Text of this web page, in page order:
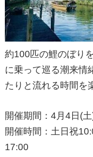
約100匹の鯉のぼり
に乗って巡る潮来情
たりと流れる時間を
開催期間：4月4日(
開催時間：土日祝
17:00